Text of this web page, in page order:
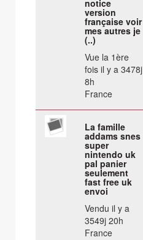
notice
version
française voir
mes autres je
(..)
Vue la 1ère
fois il y a 3478j
8h
France
La famille
addams snes
super
nintendo uk
pal panier
seulement
fast free uk
envoi
Vendu il y a
3549j 20h
France